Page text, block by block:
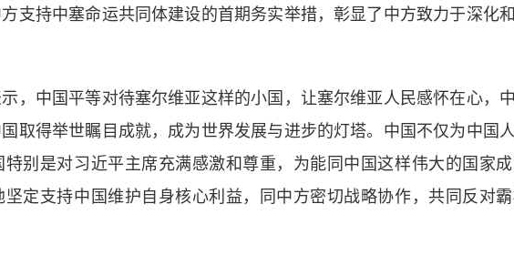
支持中塞命运共同体建设的首期务实举措，彰显了中方致力于深化
中国平等对待塞尔维亚这样的小国，让塞尔维亚人民感怀在心，
取得举世瞩目成就，成为世界发展与进步的灯塔。中国不仅为中国
别是对习近平主席充满感激和尊重，为能同中国这样伟大的国家
定支持中国维护自身核心利益，同中方密切战略协作，共同反对